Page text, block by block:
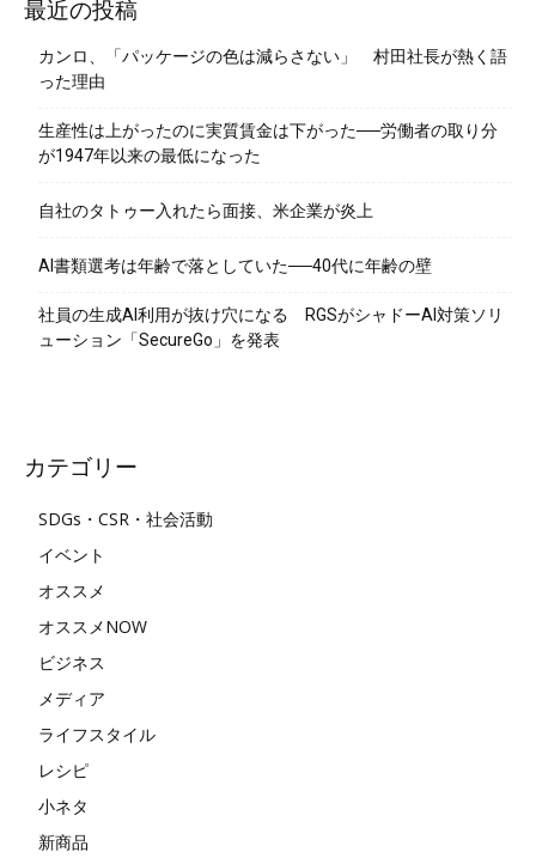
最近の投稿
カンロ、「パッケージの色は減らさない」 村田社長が熱く語
った理由
生産性は上がったのに実質賃金は下がった──労働者の取り分
が1947年以来の最低になった
自社のタトゥー入れたら面接、米企業が炎上
AI書類選考は年齢で落としていた──40代に年齢の壁
社員の生成AI利用が抜け穴になる RGSがシャドーAI対策ソリ
ューション「SecureGo」を発表
カテゴリー
SDGs・CSR・社会活動
イベント
オススメ
オススメNOW
ビジネス
メディア
ライフスタイル
レシピ
小ネタ
新商品